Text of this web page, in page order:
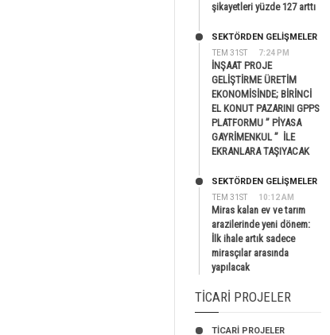
şikayetleri yüzde 127 arttı
TEM 31ST 7:24 PM
SEKTÖRDEN GELIŞMELER
İNŞAAT PROJE
GELİŞTİRME ÜRETİM
EKONOMİSİNDE; BİRİNCİ
EL KONUT PAZARINI GPPS
PLATFORMU ” PİYASA
GAYRİMENKUL ” İLE
EKRANLARA TAŞIYACAK
TEM 31ST 10:12 AM
SEKTÖRDEN GELIŞMELER
Miras kalan ev ve tarım
arazilerinde yeni dönem:
İlk ihale artık sadece
mirasçılar arasında
yapılacak
TICARI PROJELER
TİCARİ PROJELER